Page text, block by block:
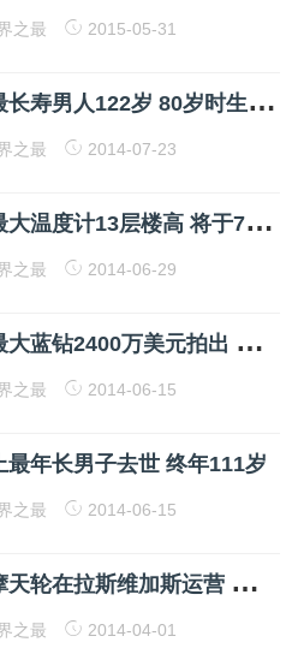
之最 2015-05-31
中
国最长寿男人122岁 80岁时生儿育女(图)
之最 2014-07-23
全
球最大温度计13层楼高 将于7月重新亮灯
之最 2014-06-29
世
界最大蓝钻2400万美元拍出 行家称是极品(图)
之最 2014-06-15
最年长男子去世 终年111岁
之最 2014-06-15
最
高摩天轮在拉斯维加斯运营 坐一圈30分钟
之最 2014-04-01